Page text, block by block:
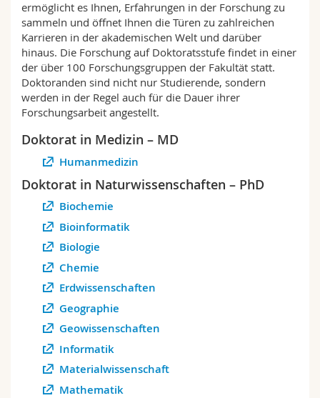
Math.-Nat. und Med. Fak.
Interfakultär
Mitarbeitende
Doktorierende
Webmail
Vorlesungsverzeichnis
MyUnifr
ermöglicht es Ihnen, Erfahrungen in der Forschung zu
sammeln und öffnet Ihnen die Türen zu zahlreichen
Karrieren in der akademischen Welt und darüber
hinaus. Die Forschung auf Doktoratsstufe findet in einer
der über 100 Forschungsgruppen der Fakultät statt.
Doktoranden sind nicht nur Studierende, sondern
werden in der Regel auch für die Dauer ihrer
Forschungsarbeit angestellt.
Doktorat in Medizin – MD
Humanmedizin
Doktorat in Naturwissenschaften – PhD
Biochemie
Bioinformatik
Biologie
Chemie
Erdwissenschaften
Geographie
Geowissenschaften
Informatik
Materialwissenschaft
Mathematik